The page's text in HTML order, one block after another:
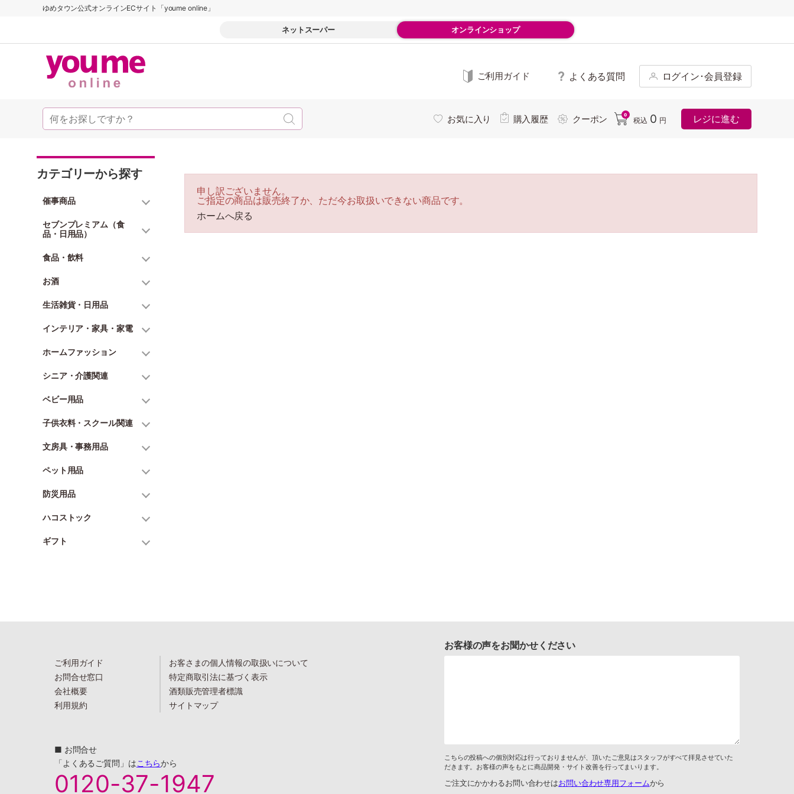
ゆめタウン公式オンラインECサイト「youme online」
ネットスーパー オンラインショップ
ご利用ガイド よくある質問 ログイン･会員登録
お気に入り 購入履歴 クーポン 0
税込 0 円 レジに進む
カテゴリーから探す
催事商品
セブンプレミアム（食
品・日用品）
食品・飲料
お酒
生活雑貨・日用品
インテリア・家具・家電
ホームファッション
シニア・介護関連
ベビー用品
子供衣料・スクール関連
文房具・事務用品
ペット用品
防災用品
ハコストック
ギフト
申し訳ございません。
ご指定の商品は販売終了か、ただ今お取扱いできない商品です。
ホームへ戻る
ご利用ガイド
お問合せ窓口
会社概要
利用規約
お客さまの個人情報の取扱いについて
特定商取引法に基づく表示
酒類販売管理者標識
サイトマップ
■ お問合せ
「よくあるご質問」はこちらから
0120-37-1947
お客様の声をお聞かせください
こちらの投稿への個別対応は行っておりませんが、頂いたご意見はスタッフがすべて拝見させていた
だきます。お客様の声をもとに商品開発・サイト改善を行ってまいります。
ご注文にかかわるお問い合わせはお問い合わせ専用フォームから